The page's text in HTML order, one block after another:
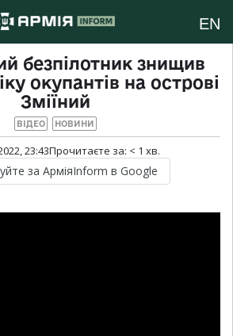
EN
безпілотник знищив
окупантів на острові
Зміїний
ВІДЕО НОВИНИ
23:43Прочитаєте за: < 1 хв.
за АрміяInform в Google